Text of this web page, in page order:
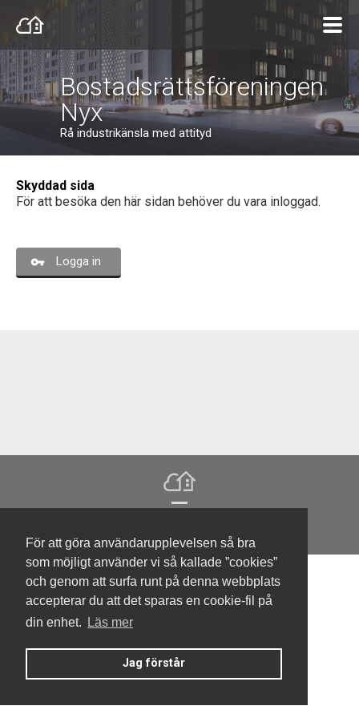
För att göra användarupplevelsen så bra
som möjligt använder vi så kallade ”cookies”
och genom att surfa runt på denna webbplats
accepterar du att det sparas en cookie-fil på
din enhet.
Läs mer
Jag förstår
Bostadsrättsföreningen
Nyx
Rå industrikänsla med attityd
Skyddad sida
För att besöka den här sidan behöver du vara inloggad.
Logga in